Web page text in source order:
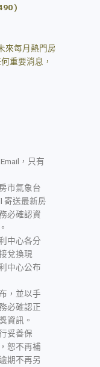
)
來每月熱門房
重要消息，
，只有
市氣象台
寄送最新房
必確認資
中心各分
兌換現
中心公布
，並以手
必確認正
資訊。
妥善保
恕不再補
期不再另